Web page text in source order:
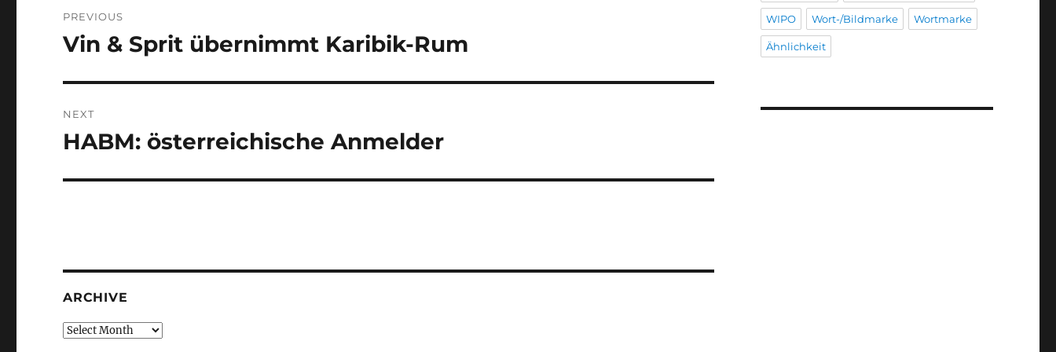
navigation
PREVIOUS
Previous
Vin & Sprit übernimmt Karibik-Rum
NEXT
Next
HABM: österreichische Anmelder
ARCHIVE
Archive
WIPO Wort-/Bildmarke Wortmarke
Ähnlichkeit